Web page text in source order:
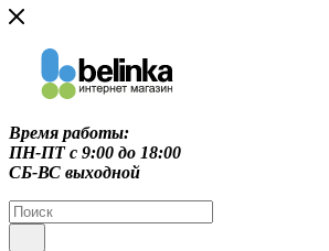
Время работы:
ПН-ПТ c 9:00 до 18:00
СБ-ВС выходной